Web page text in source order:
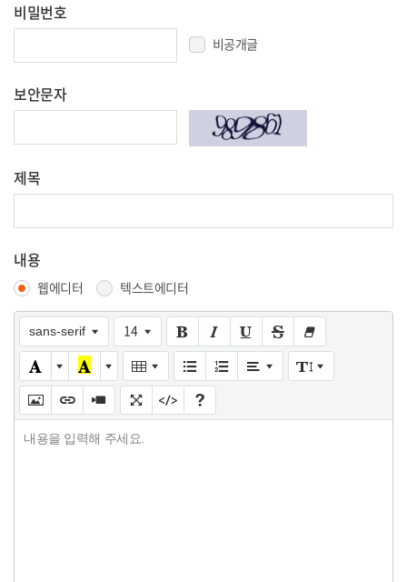
비밀번호
비공개글
보안문자
제목
내용
웹에디터 텍스트에디터
sans-serif 14
내용을 입력해 주세요.